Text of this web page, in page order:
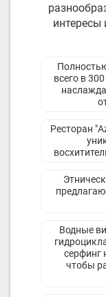
интересы
всего в
Ресторан
Водные
серфинг
чтобы